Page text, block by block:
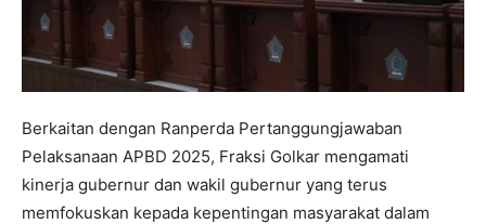
Berkaitan dengan Ranperda Pertanggungjawaban
Pelaksanaan APBD 2025, Fraksi Golkar mengamati
kinerja gubernur dan wakil gubernur yang terus
memfokuskan kepada kepentingan masyarakat dalam